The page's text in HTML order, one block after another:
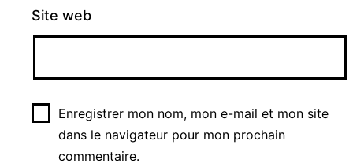
Site web
Enregistrer mon nom, mon e-mail et mon site
dans le navigateur pour mon prochain
commentaire.